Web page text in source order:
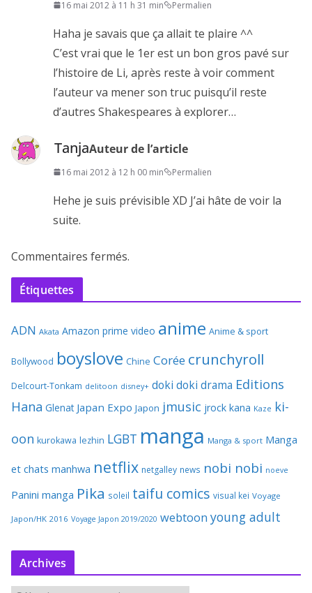
16 mai 2012 à 11 h 31 min Permalien
Haha je savais que ça allait te plaire ^^
C’est vrai que le 1er est un bon gros pavé sur
l’histoire de Li, après reste à voir comment
l’auteur va mener son truc puisqu’il reste
d’autres Shakespeares à explorer…
TanjaAuteur de l’article
16 mai 2012 à 12 h 00 min Permalien
Hehe je suis prévisible XD J’ai hâte de voir la
suite.
Commentaires fermés.
Étiquettes
ADN Akata Amazon prime video anime Anime & sport
Bollywood boyslove Chine Corée crunchyroll
Delcourt-Tonkam delitoon disney+ doki doki drama Editions
Hana Glenat Japan Expo Japon jmusic jrock kana Kaze ki-
oon kurokawa lezhin LGBT manga Manga & sport Manga
et chats manhwa netflix netgalley news nobi nobi noeve
Panini manga Pika soleil taifu comics visual kei Voyage
Japon/HK 2016 Voyage Japon 2019/2020 webtoon young adult
Archives